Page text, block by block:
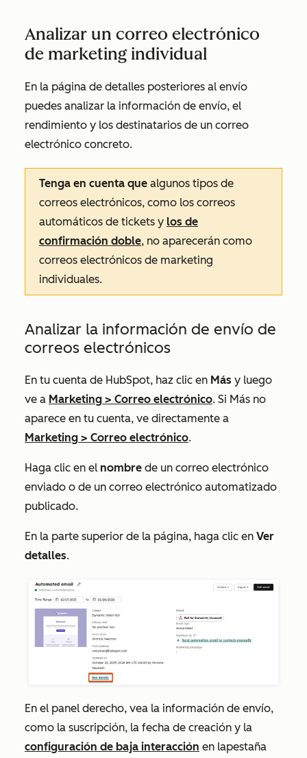
Analizar un correo electrónico
de marketing individual
En la página de detalles posteriores al envío
puedes analizar la información de envío, el
rendimiento y los destinatarios de un correo
electrónico concreto.
Tenga en cuenta que algunos tipos de
correos electrónicos, como los correos
automáticos de tickets y los de
confirmación doble, no aparecerán como
correos electrónicos de marketing
individuales.
Analizar la información de envío de
correos electrónicos
En tu cuenta de HubSpot, haz clic en Más y luego
ve a Marketing > Correo electrónico. Si Más no
aparece en tu cuenta, ve directamente a
Marketing > Correo electrónico.
Haga clic en el nombre de un correo electrónico
enviado o de un correo electrónico automatizado
publicado.
En la parte superior de la página, haga clic en Ver
detalles.
En el panel derecho, vea la información de envío,
como la suscripción, la fecha de creación y la
configuración de baja interacción en lapestaña